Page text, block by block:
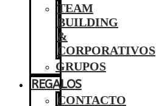
TEAM
BUILDING
&
CORPORATIVOS
GRUPOS
REGALOS
CONTACTO